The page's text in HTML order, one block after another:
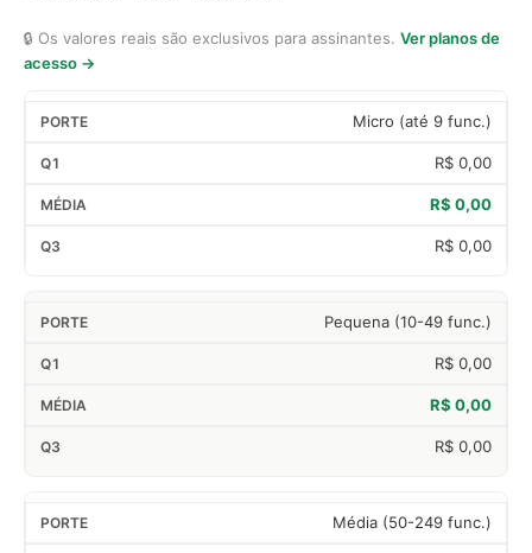
🔒 Os valores reais são exclusivos para assinantes. Ver planos de
acesso →
Micro (até 9 func.)
R$ 0,00
R$ 0,00
R$ 0,00
Pequena (10-49 func.)
R$ 0,00
R$ 0,00
R$ 0,00
Média (50-249 func.)